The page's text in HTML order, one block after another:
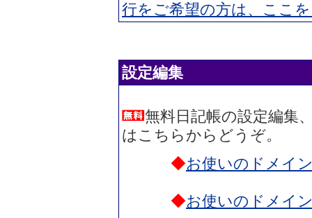
行をご希望の方は、ここ
設定編集
無料日記帳の設定編集
はこちらからどうぞ。
◆お使いのドメイ
◆お使いのドメイ